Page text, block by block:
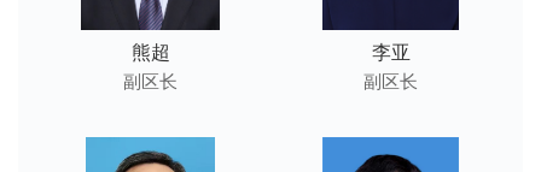
熊超
副区长
李亚
副区长